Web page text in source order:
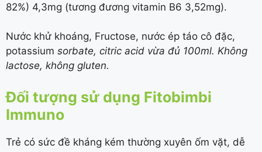
82%) 4,3mg (tương đương vitamin B6 3,52mg).
Nước khử khoáng, Fructose, nước ép táo cô đặc,
potassium sorbate, citric acid vừa đủ 100ml. Không
lactose, không gluten.
Đối tượng sử dụng Fitobimbi
Immuno
Trẻ có sức đề kháng kém thường xuyên ốm vặt, dễ